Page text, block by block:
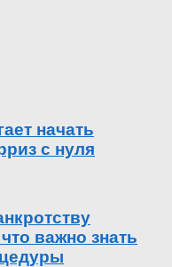
начать
с нуля
важно знать